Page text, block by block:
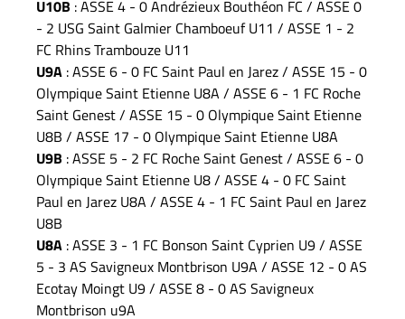
U10B : ASSE 4 - 0 Andrézieux Bouthéon FC / ASSE 0
- 2 USG Saint Galmier Chamboeuf U11 / ASSE 1 - 2
FC Rhins Trambouze U11
U9A : ASSE 6 - 0 FC Saint Paul en Jarez / ASSE 15 - 0
Olympique Saint Etienne U8A / ASSE 6 - 1 FC Roche
Saint Genest / ASSE 15 - 0 Olympique Saint Etienne
U8B / ASSE 17 - 0 Olympique Saint Etienne U8A
U9B : ASSE 5 - 2 FC Roche Saint Genest / ASSE 6 - 0
Olympique Saint Etienne U8 / ASSE 4 - 0 FC Saint
Paul en Jarez U8A / ASSE 4 - 1 FC Saint Paul en Jarez
U8B
U8A : ASSE 3 - 1 FC Bonson Saint Cyprien U9 / ASSE
5 - 3 AS Savigneux Montbrison U9A / ASSE 12 - 0 AS
Ecotay Moingt U9 / ASSE 8 - 0 AS Savigneux
Montbrison u9A